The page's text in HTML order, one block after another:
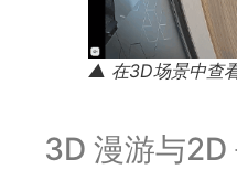
▲ 在3D场景中查
3D 漫游与2D